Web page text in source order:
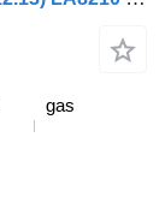
gas